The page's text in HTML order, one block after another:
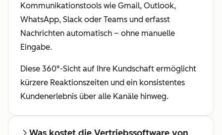
Kommunikationstools wie Gmail, Outlook,
WhatsApp, Slack oder Teams und erfasst
Nachrichten automatisch – ohne manuelle
Eingabe.
Diese 360°-Sicht auf Ihre Kundschaft ermöglicht
kürzere Reaktionszeiten und ein konsistentes
Kundenerlebnis über alle Kanäle hinweg.